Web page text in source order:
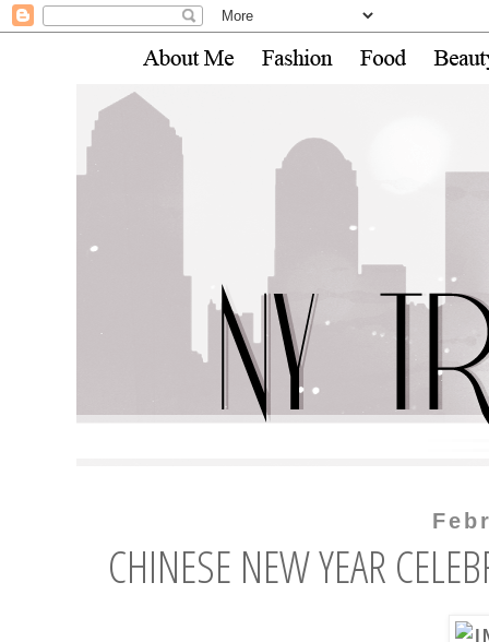
CHINESE NEW YEAR